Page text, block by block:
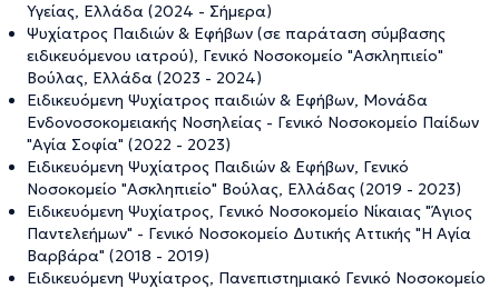
Υγείας, Ελλάδα (2024 - Σήμερα)
Ψυχίατρος Παιδιών & Εφήβων (σε παράταση σύμβασης
ειδικευόμενου ιατρού), Γενικό Νοσοκομείο "Ασκληπιείο"
Βούλας, Ελλάδα (2023 - 2024)
Ειδικευόμενη Ψυχίατρος παιδιών & Εφήβων, Μονάδα
Ενδονοσοκομειακής Νοσηλείας - Γενικό Νοσοκομείο Παίδων
"Αγία Σοφία" (2022 - 2023)
Ειδικευόμενη Ψυχίατρος Παιδιών & Εφήβων, Γενικό
Νοσοκομείο "Ασκληπιείο" Βούλας, Ελλάδας (2019 - 2023)
Ειδικευόμενη Ψυχίατρος, Γενικό Νοσοκομείο Νίκαιας "Άγιος
Παντελεήμων" - Γενικό Νοσοκομείο Δυτικής Αττικής "Η Αγία
Βαρβάρα" (2018 - 2019)
Ειδικευόμενη Ψυχίατρος, Πανεπιστημιακό Γενικό Νοσοκομείο